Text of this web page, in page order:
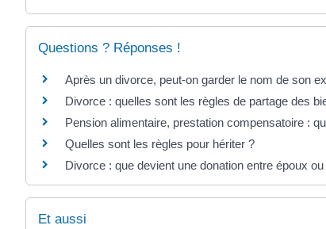
Questions ? Réponses !
Après un divorce, peut-on garder le nom de son
Divorce : quelles sont les règles de partage des
Pension alimentaire, prestation compensatoire :
Quelles sont les règles pour hériter ?
Divorce : que devient une donation entre époux
Et aussi